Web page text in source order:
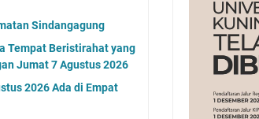
Sindangagung
Tempat Beristirahat yang
Jumat 7 Agustus 2026
2026 Ada di Empat